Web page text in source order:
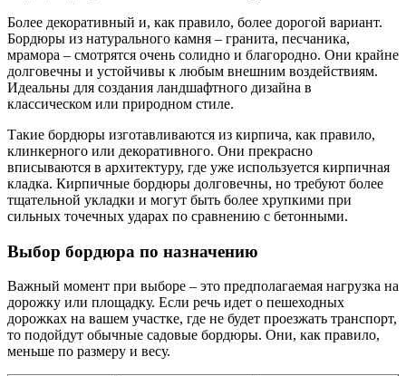
Более декоративный и, как правило, более дорогой вариант.
Бордюры из натурального камня – гранита, песчаника,
мрамора – смотрятся очень солидно и благородно. Они крайне
долговечны и устойчивы к любым внешним воздействиям.
Идеальны для создания ландшафтного дизайна в
классическом или природном стиле.
Такие бордюры изготавливаются из кирпича, как правило,
клинкерного или декоративного. Они прекрасно
вписываются в архитектуру, где уже используется кирпичная
кладка. Кирпичные бордюры долговечны, но требуют более
тщательной укладки и могут быть более хрупкими при
сильных точечных ударах по сравнению с бетонными.
Выбор бордюра по назначению
Важный момент при выборе – это предполагаемая нагрузка на
дорожку или площадку. Если речь идет о пешеходных
дорожках на вашем участке, где не будет проезжать транспорт,
то подойдут обычные садовые бордюры. Они, как правило,
меньше по размеру и весу.